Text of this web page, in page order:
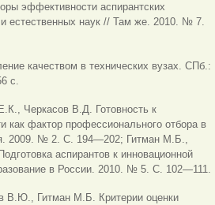
эффективности аспирантских
естественных наук // Там же. 2010. № 7.
качеством в технических вузах. СПб.:
с.
Черкасов В.Д. Готовность к
как фактор профессионального отбора в
2009. № 2. С. 194—202; Гитман М.Б.,
аспирантов к инновационной
в России. 2010. № 5. С. 102—111.
Гитман М.Б. Критерии оценки